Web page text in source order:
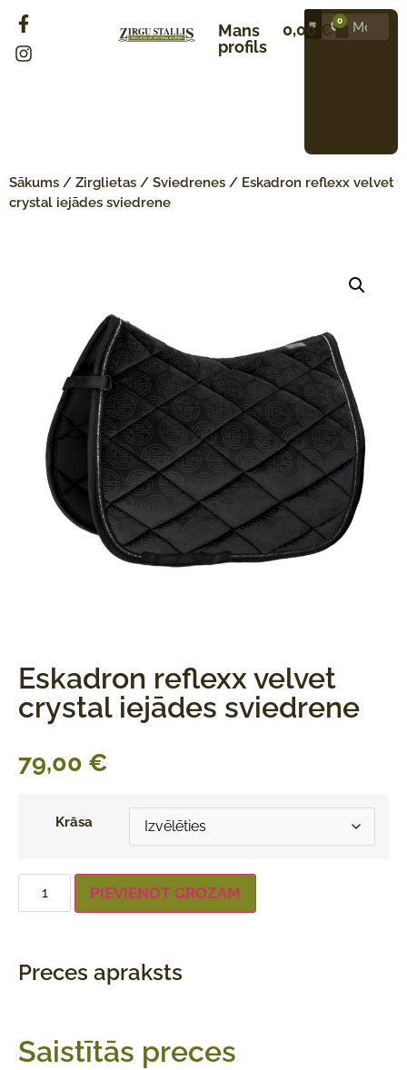
Mans
profils
0,00 € 0
Sākums / Zirglietas / Sviedrenes / Eskadron reflexx velvet
crystal iejādes sviedrene
Eskadron reflexx velvet
crystal iejādes sviedrene
79,00 €
Krāsa
PIEVIENOT GROZAM
Preces apraksts
Saistītās preces